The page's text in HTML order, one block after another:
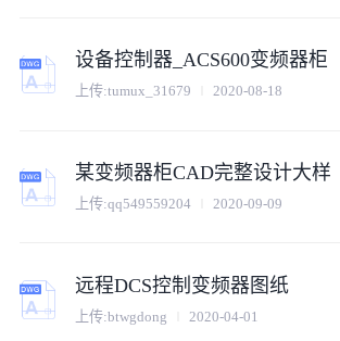
设备控制器_ACS600变频器柜
上传:tumux_31679 2020-08-18
某变频器柜CAD完整设计大样
上传:qq549559204 2020-09-09
远程DCS控制变频器图纸
上传:btwgdong 2020-04-01